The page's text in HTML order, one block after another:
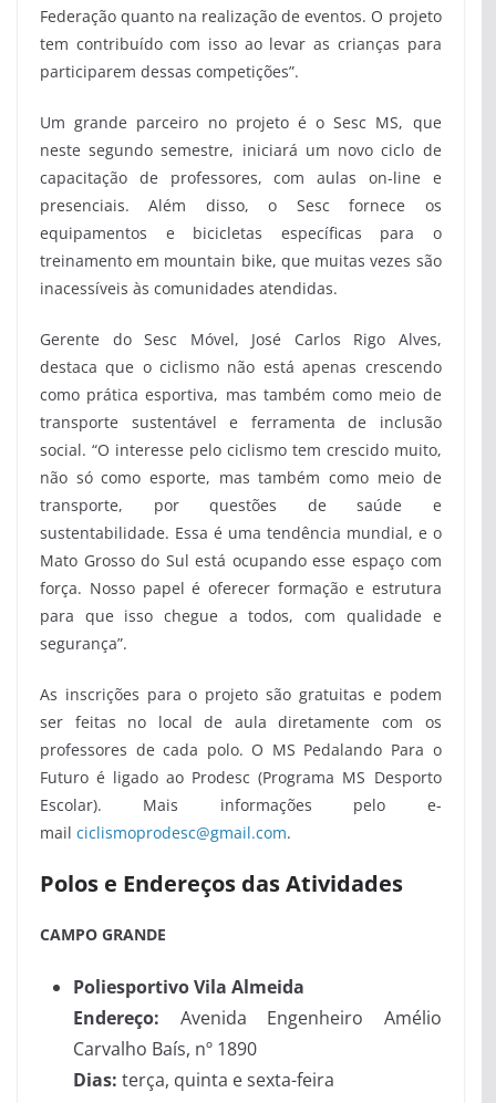
Federação quanto na realização de eventos. O projeto
tem contribuído com isso ao levar as crianças para
participarem dessas competições”.
Um grande parceiro no projeto é o Sesc MS, que
neste segundo semestre, iniciará um novo ciclo de
capacitação de professores, com aulas on-line e
presenciais. Além disso, o Sesc fornece os
equipamentos e bicicletas específicas para o
treinamento em mountain bike, que muitas vezes são
inacessíveis às comunidades atendidas.
Gerente do Sesc Móvel, José Carlos Rigo Alves,
destaca que o ciclismo não está apenas crescendo
como prática esportiva, mas também como meio de
transporte sustentável e ferramenta de inclusão
social. “O interesse pelo ciclismo tem crescido muito,
não só como esporte, mas também como meio de
transporte, por questões de saúde e
sustentabilidade. Essa é uma tendência mundial, e o
Mato Grosso do Sul está ocupando esse espaço com
força. Nosso papel é oferecer formação e estrutura
para que isso chegue a todos, com qualidade e
segurança”.
As inscrições para o projeto são gratuitas e podem
ser feitas no local de aula diretamente com os
professores de cada polo. O MS Pedalando Para o
Futuro é ligado ao Prodesc (Programa MS Desporto
Escolar). Mais informações pelo e-
mail ciclismoprodesc@gmail.com.
Polos e Endereços das Atividades
CAMPO GRANDE
Poliesportivo Vila Almeida
Endereço: Avenida Engenheiro Amélio
Carvalho Baís, nº 1890
Dias: terça, quinta e sexta-feira